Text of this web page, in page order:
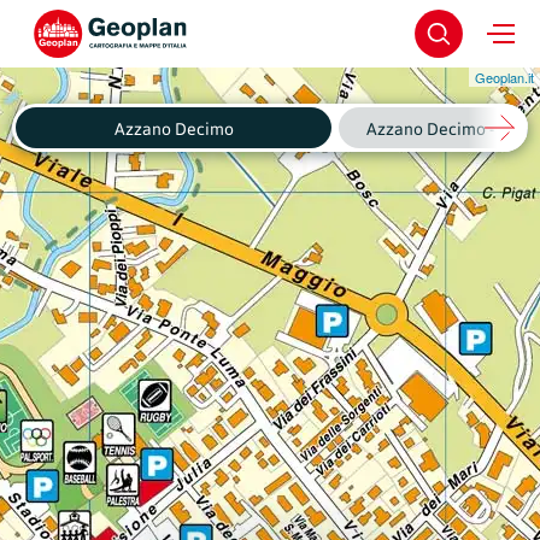
Geoplan.it
Azzano Decimo Azzano Decimo -